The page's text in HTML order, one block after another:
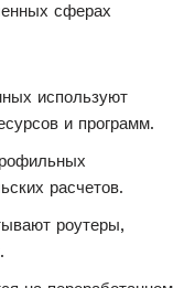
сферах
используют
и программ.
расчетов.
роутеры,